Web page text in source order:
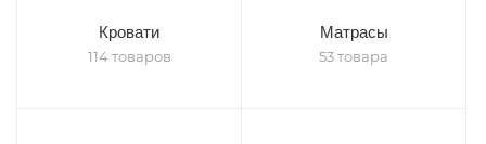
Кровати
114 товаров
Матрасы
53 товара